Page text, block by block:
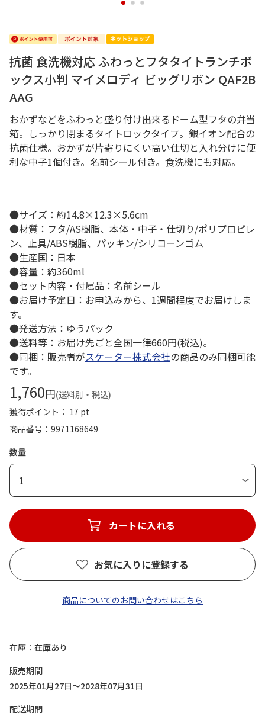
1 2 3
抗菌 食洗機対応 ふわっとフタタイトランチボ
ックス小判 マイメロディ ビッグリボン QAF2B
AAG
おかずなどをふわっと盛り付け出来るドーム型フタの弁当
箱。しっかり閉まるタイトロックタイプ。銀イオン配合の
抗菌仕様。おかずが片寄りにくい高い仕切と入れ分けに便
利な中子1個付き。名前シール付き。食洗機にも対応。
●サイズ：約14.8×12.3×5.6cm
●材質：フタ/AS樹脂、本体・中子・仕切り/ポリプロピレ
ン、止具/ABS樹脂、パッキン/シリコーンゴム
●生産国：日本
●容量：約360ml
●セット内容・付属品：名前シール
●お届け予定日：お申込みから、1週間程度でお届けしま
す。
●発送方法：ゆうパック
●送料等：お届け先ごと全国一律660円(税込)。
●同梱：販売者がスケーター株式会社の商品のみ同梱可能
です。
1,760円(送料別・税込)
獲得ポイント： 17 pt
商品番号
9971168649
数量
1
カートに入れる
お気に入りに登録する
商品についてのお問い合わせはこちら
在庫
在庫あり
販売期間
2025年01月27日～2028年07月31日
配送期間